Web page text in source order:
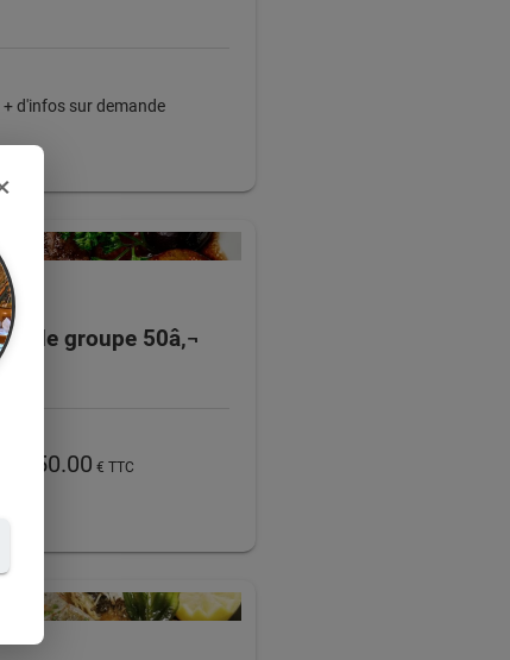
+ d'infos sur demande
de groupe 50â‚¬
50.00 € TTC